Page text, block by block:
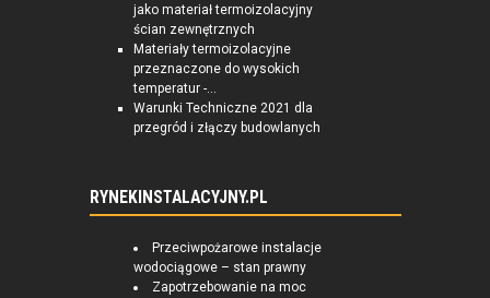
jako materiał termoizolacyjny
ścian zewnętrznych
Materiały termoizolacyjne
przeznaczone do wysokich
temperatur -...
Warunki Techniczne 2021 dla
przegród i złączy budowlanych
RYNEKINSTALACYJNY.PL
Przeciwpożarowe instalacje
wodociągowe – stan prawny
Zapotrzebowanie na moc